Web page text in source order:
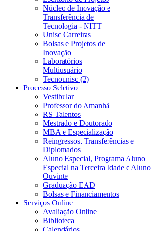
Núcleo de Inovação e
Transferência de
Tecnologia - NITT
Unisc Carreiras
Bolsas e Projetos de
Inovação
Laboratórios
Multiusuário
Tecnounisc (2)
Processo Seletivo
Vestibular
Professor do Amanhã
RS Talentos
Mestrado e Doutorado
MBA e Especialização
Reingressos, Transferências e
Diplomados
Aluno Especial, Programa Aluno
Especial na Terceira Idade e Aluno
Ouvinte
Graduação EAD
Bolsas e Financiamentos
Serviços Online
Avaliação Online
Biblioteca
Calendários